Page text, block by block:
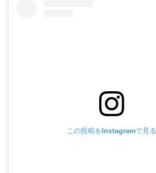
この投稿をInstagramで見る